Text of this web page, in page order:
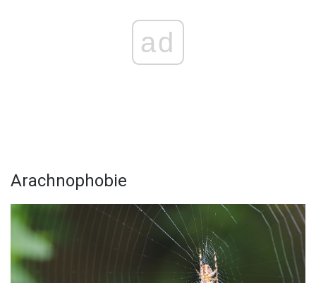
ad
Arachnophobie